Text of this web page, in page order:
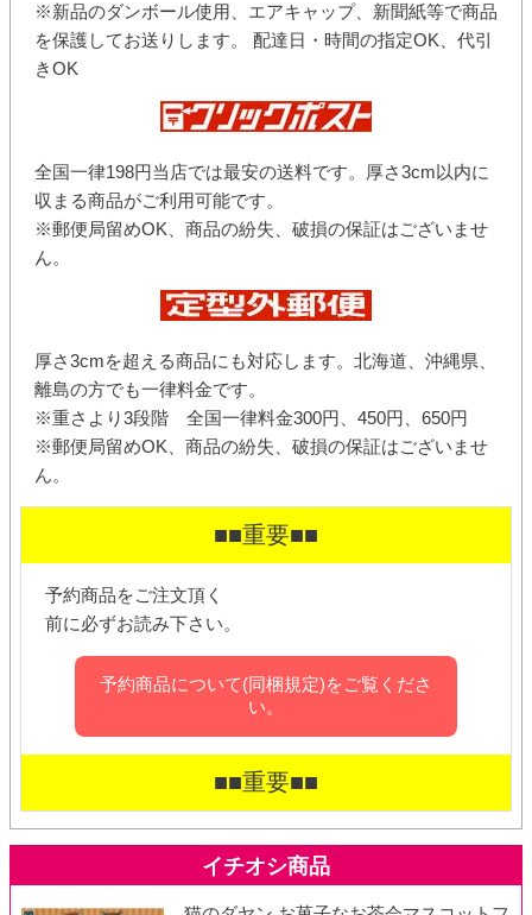
※新品のダンボール使用、エアキャップ、新聞紙等で商品
を保護してお送りします。 配達日・時間の指定OK、代引
きOK
全国一律198円当店では最安の送料です。厚さ3cm以内に
収まる商品がご利用可能です。
※郵便局留めOK、商品の紛失、破損の保証はございませ
ん。
厚さ3cmを超える商品にも対応します。北海道、沖縄県、
離島の方でも一律料金です。
※重さより3段階 全国一律料金300円、450円、650円
※郵便局留めOK、商品の紛失、破損の保証はございませ
ん。
■■重要■■
予約商品をご注文頂く
前に必ずお読み下さい。
予約商品について(同梱規定)をご覧くださ
い。
■■重要■■